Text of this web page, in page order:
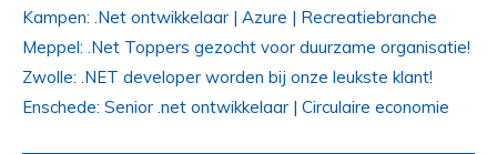
Kampen: .Net ontwikkelaar | Azure | Recreatiebranche
Meppel: .Net Toppers gezocht voor duurzame organisatie!
Zwolle: .NET developer worden bij onze leukste klant!
Enschede: Senior .net ontwikkelaar | Circulaire economie